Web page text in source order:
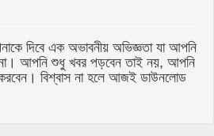
দিবে এক অভাবনীয় অভিজ্ঞতা যা আপনি
না। আপনি শুধু খবর পড়বেন তাই নয়, আপনি
বিশ্বাস না হলে আজই ডাউনলোড